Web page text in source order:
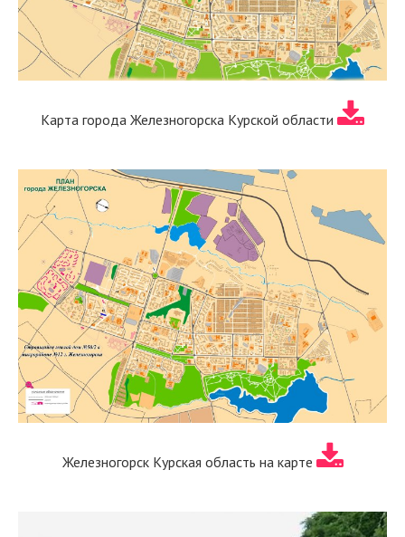
Карта города Железногорска Курской области
Железногорск Курская область на карте